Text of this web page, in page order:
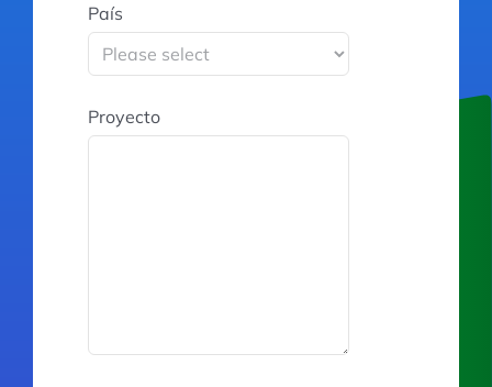
País
Proyecto